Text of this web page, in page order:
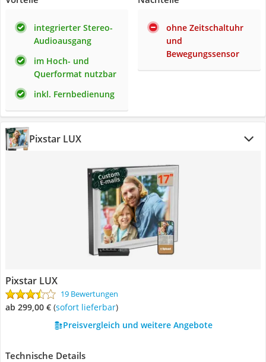
integrierter Stereo-
Audioausgang
im Hoch- und
Querformat nutzbar
inkl. Fernbedienung
ohne Zeitschaltuhr
und
Bewegungssensor
Pixstar LUX
Pixstar LUX
19 Bewertungen
ab 299,00 € ( Sofort lieferbar)
Preisvergleich und weitere Angebote
Technische Details